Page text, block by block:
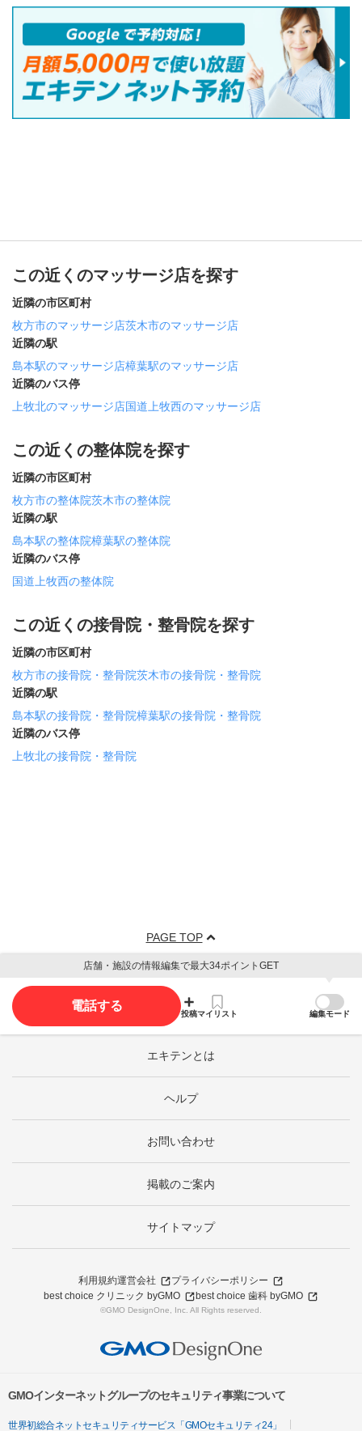
この近くのマッサージ店を探す
近隣の市区町村
枚方市のマッサージ店茨木市のマッサージ店
近隣の駅
島本駅のマッサージ店樟葉駅のマッサージ店
近隣のバス停
上牧北のマッサージ店国道上牧西のマッサージ店
この近くの整体院を探す
近隣の市区町村
枚方市の整体院茨木市の整体院
近隣の駅
島本駅の整体院樟葉駅の整体院
近隣のバス停
国道上牧西の整体院
この近くの接骨院・整骨院を探す
近隣の市区町村
枚方市の接骨院・整骨院茨木市の接骨院・整骨院
近隣の駅
島本駅の接骨院・整骨院樟葉駅の接骨院・整骨院
近隣のバス停
上牧北の接骨院・整骨院
PAGE TOP
店舗・施設の情報編集で最大34ポイントGET
電話する
投稿マイリスト 編集モード
エキテンとは
ヘルプ
お問い合わせ
掲載のご案内
サイトマップ
利用規約運営会社
プライバシーポリシー
best choice クリニック byGMO
best choice 歯科 byGMO
©GMO DesignOne, Inc. All Rights reserved.
GMOインターネットグループのセキュリティ事業について
世界初総合ネットセキュリティサービス「GMOセキュリティ24」